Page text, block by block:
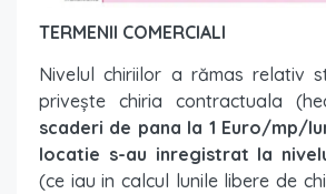
TERMENII COMERCIALI
Nivelul chiriilor a rămas relativ
privește chiria contractuala
scaderi de pana la 1 Euro/mp/
locatie s-au inregistrat la
(ce iau in calcul lunile libere de